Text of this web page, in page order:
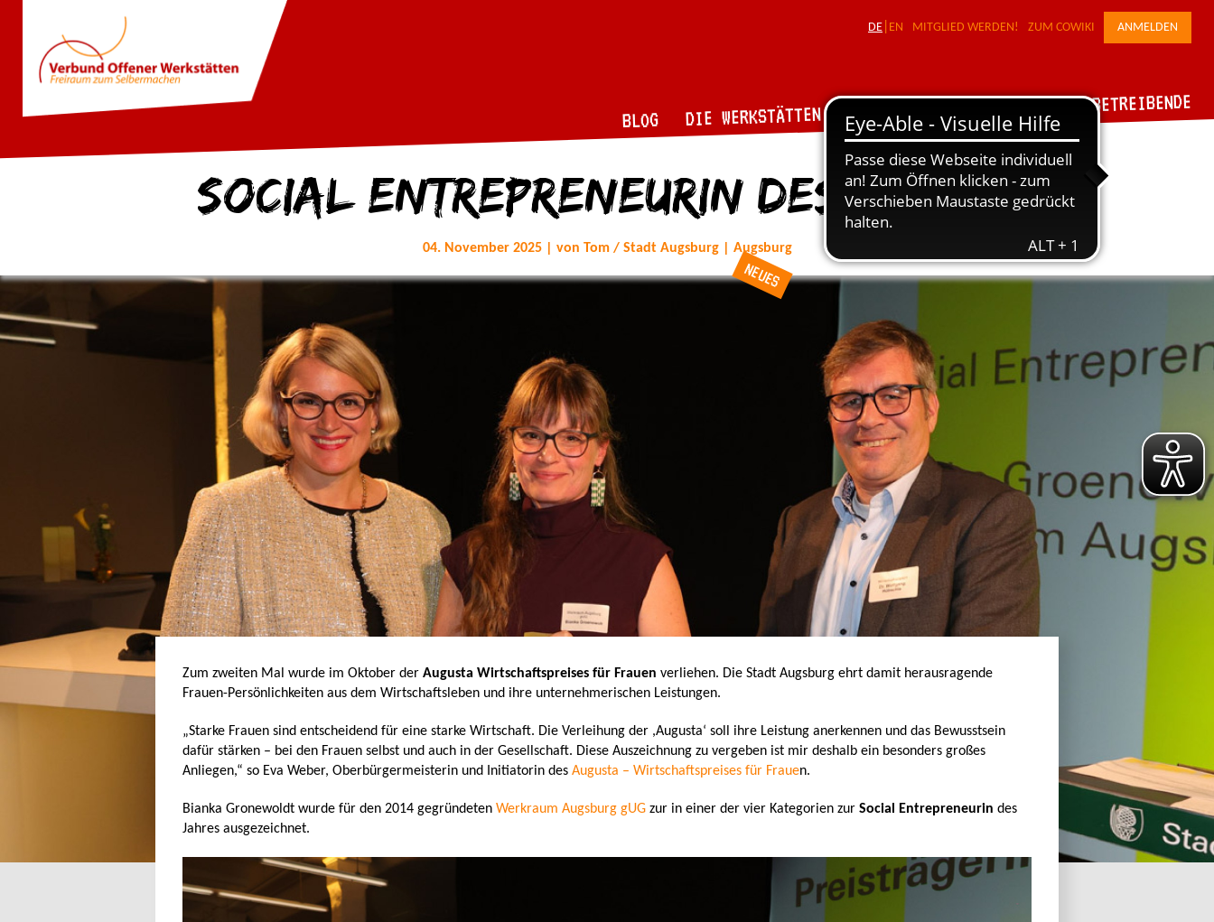
DE EN MITGLIED WERDEN! ZUM COWIKI ANMELDEN
BLOG DIE WERKSTÄTTEN DER VERBUND FÜR WERKSTATTBETREIBENDE
Social Entrepreneurin des Jahres
04. November 2025 | von Tom / Stadt Augsburg | Augsburg
NEUES
Zum zweiten Mal wurde im Oktober der Augusta Wirtschaftspreises für Frauen verliehen. Die Stadt Augsburg ehrt damit herausragende
Frauen-Persönlichkeiten aus dem Wirtschaftsleben und ihre unternehmerischen Leistungen.
„Starke Frauen sind entscheidend für eine starke Wirtschaft. Die Verleihung der ,Augusta‘ soll ihre Leistung anerkennen und das Bewusstsein
dafür stärken – bei den Frauen selbst und auch in der Gesellschaft. Diese Auszeichnung zu vergeben ist mir deshalb ein besonders großes
Anliegen,“ so Eva Weber, Oberbürgermeisterin und Initiatorin des Augusta – Wirtschaftspreises für Frauen.
Bianka Gronewoldt wurde für den 2014 gegründeten Werkraum Augsburg gUG zur in einer der vier Kategorien zur Social Entrepreneurin des
Jahres ausgezeichnet.